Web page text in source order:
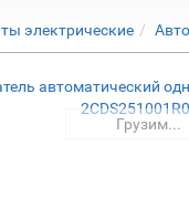
электрические
Грузим...